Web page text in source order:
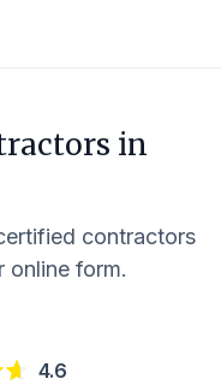
in
contractors
online form.
4.6